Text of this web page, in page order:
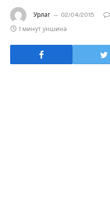
Урлаг 02/04/2015
1 минут уншина